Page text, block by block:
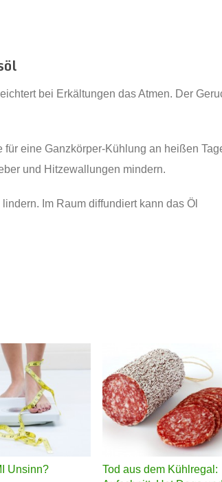
bei Erkältungen das Atmen. Der
eine Ganzkörper-Kühlung an heißen
und Hitzewallungen mindern.
Im Raum diffundiert kann das Öl
Unsinn?
Tod aus dem Kühlregal: